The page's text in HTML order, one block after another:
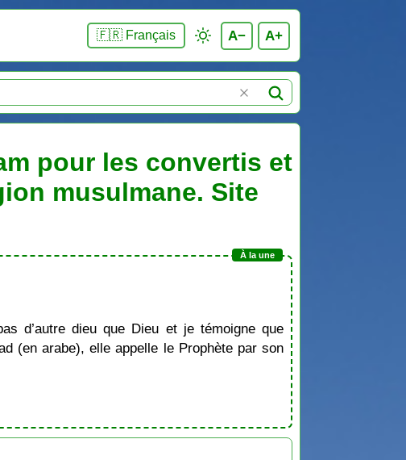
🇫🇷 Français A− A+
pour les convertis et
musulmane. Site
d’autre dieu que Dieu et je témoigne que
(en arabe), elle appelle le Prophète par son